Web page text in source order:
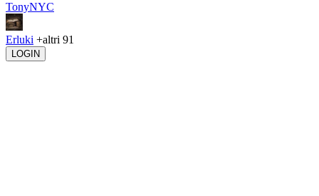
TonyNYC
Erluki +altri 91
LOGIN